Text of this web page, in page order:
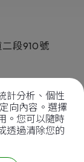
段910號
範
計分析、個性
向內容。選擇
。您可以隨時
透過清除您的